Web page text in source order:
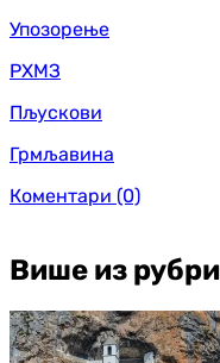
Упозорење
РХМЗ
Пљускови
Грмљавина
Коментари (0)
Више из